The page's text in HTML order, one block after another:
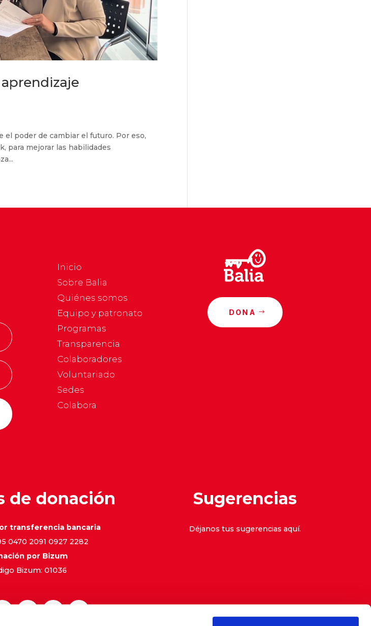
poder de cambiar el futuro. Por eso,
para mejorar las habilidades
Inicio
Sobre Balia
Quiénes somos
Equipo y patronato
Programas
Transparencia
Colaboradores
Voluntariado
Sedes
Colabora
DONA
de donación
transferencia bancaria
0470 2091 0927 2282
por Bizum
Bizum: 01036
Sugerencias
Déjanos tus sugerencias aquí.